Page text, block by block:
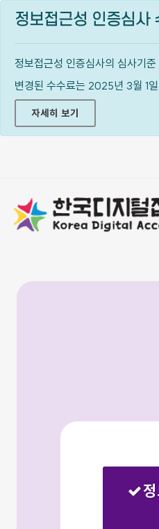
정보접근성 인증심사
정보접근성 인증심사의 심사기
변경된 수수료는 2025년 3월 1
자세히 보기